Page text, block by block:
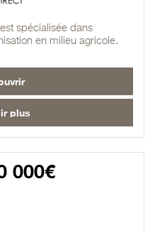
spécialisée dans
en milieu agricole.
plus
000€